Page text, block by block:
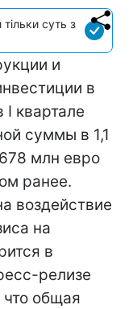
суть з
и
в
квартале
суммы в 1,1
млн евро
ранее.
воздействие
на
в
релизе
общая